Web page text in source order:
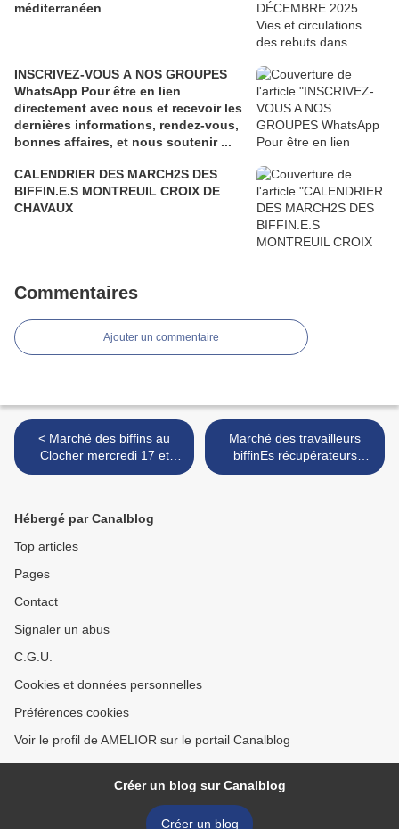
méditerranéen
INSCRIVEZ-VOUS A NOS GROUPES
WhatsApp Pour être en lien
directement avec nous et recevoir les
dernières informations, rendez-vous,
bonnes affaires, et nous soutenir ...
CALENDRIER DES MARCH2S DES
BIFFIN.E.S MONTREUIL CROIX DE
CHAVAUX
Commentaires
Ajouter un commentaire
< Marché des biffins au
Clocher mercredi 17 et
samedi 27 octobre
Marché des travailleurs
biffinEs récupérateurs
recycleurs samedi 8
Hébergé par Canalblog
Top articles
Pages
Contact
Signaler un abus
C.G.U.
Cookies et données personnelles
Préférences cookies
Voir le profil de AMELIOR sur le portail Canalblog
Créer un blog sur Canalblog
Créer un blog